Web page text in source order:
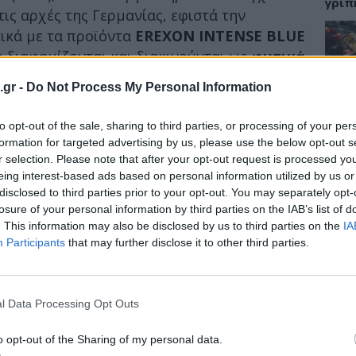
- Do Not Process My Personal Information
opt-out of the sale, sharing to third parties, or processing of your
for targeted advertising by us, please use the below opt-out
selection. Please note that after your opt-out request is processed
interest-based ads based on personal information utilized by us
to third parties prior to your opt-out. You may separately
of your personal information by third parties on the IAB’s list of
This information may also be disclosed by us to third parties on the
Participants that may further disclose it to other third parties.
Data Processing Opt Outs
opt-out of the Sharing of my personal data.
αρχές της Γερμανίας, εφιστά την
με τα προϊόντα EREXON INTENSE BLUE
και διακινούνται ωςφυτικά
σεξουαλική ενίσχυση
εργαστηριακών αναλύσεων, στο προϊόν
SE-1638,ανιχνεύθηκε η μη
σιλδεναφίλη (sildenafil), ενώ στο
240401,ανιχνεύθηκαν οι μη
σιλδεναφίλη (sildenafil),
(vardenafil).
τις δραστικές ουσίες
φαρμάκων για την αντιμετώπιση της
που καθιστά
για τη δημόσια υγεία.
5